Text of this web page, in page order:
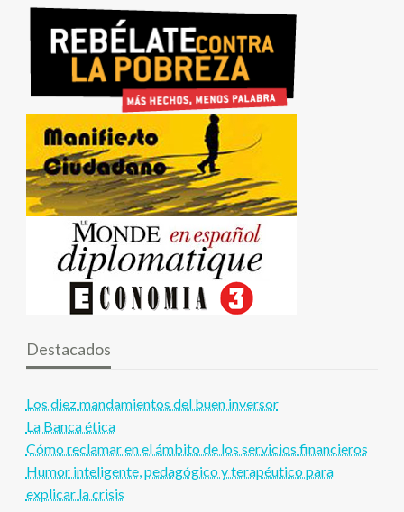
Destacados
Los diez mandamientos del buen inversor
La Banca ética
Cómo reclamar en el ámbito de los servicios financieros
Humor inteligente, pedagógico y terapéutico para
explicar la crisis